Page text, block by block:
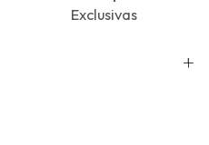
Exclusivas